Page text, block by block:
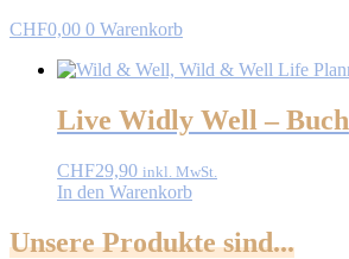
CHF0,00 0 Warenkorb
Live Widly Well – Buch
CHF29,90 inkl. MwSt.
In den Warenkorb
Unsere Produkte sind...